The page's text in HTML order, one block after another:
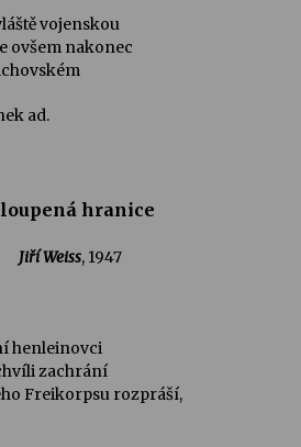
vojenskou
ovšem nakonec
ad.
hranice
Jiří Weiss, 1947
henleinovci
zachrání
Freikorpsu rozpráší,